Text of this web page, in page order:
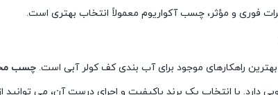
فوری و مؤثر، چسب آکواریوم معمولاً انتخاب بهتری است.
راهکارهای موجود برای آب بندی کف کولر آبی است.چسب
دارد. با انتخاب یک برند باکیفیت و اجرای درست آن، می